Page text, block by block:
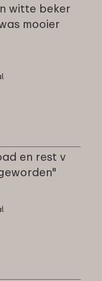
witte beker
mooier
en rest v